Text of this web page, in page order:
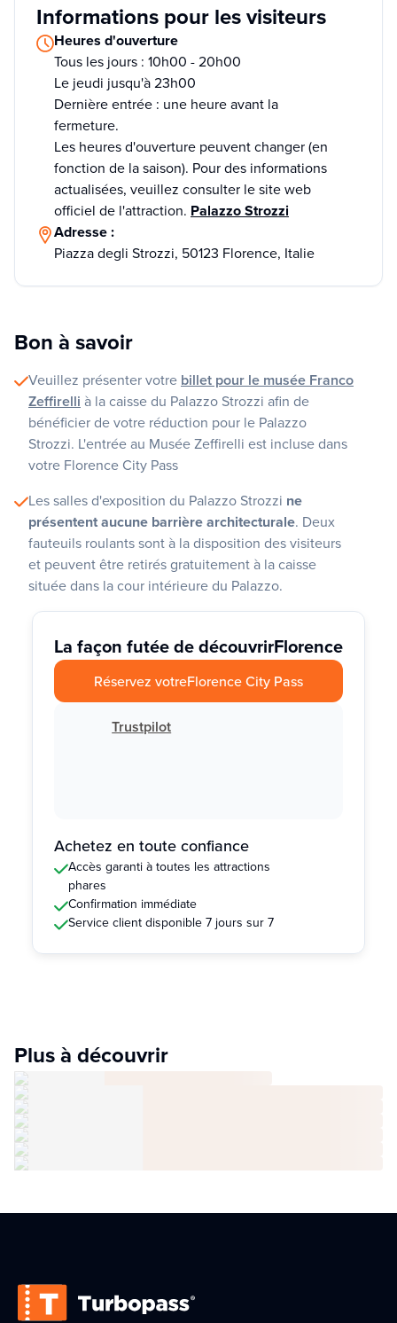
Informations pour les visiteurs
Heures d'ouverture
Tous les jours : 10h00 - 20h00
Le jeudi jusqu'à 23h00
Dernière entrée : une heure avant la
fermeture.
Les heures d'ouverture peuvent changer (en
fonction de la saison). Pour des informations
actualisées, veuillez consulter le site web
officiel de l'attraction. Palazzo Strozzi
Adresse :
Piazza degli Strozzi, 50123 Florence, Italie
Bon à savoir
Veuillez présenter votre billet pour le musée Franco
Zeffirelli à la caisse du Palazzo Strozzi afin de
bénéficier de votre réduction pour le Palazzo
Strozzi. L'entrée au Musée Zeffirelli est incluse dans
votre Florence City Pass
Les salles d'exposition du Palazzo Strozzi ne
présentent aucune barrière architecturale. Deux
fauteuils roulants sont à la disposition des visiteurs
et peuvent être retirés gratuitement à la caisse
située dans la cour intérieure du Palazzo.
La façon futée de découvrirFlorence
Réservez votreFlorence City Pass
Trustpilot
Achetez en toute confiance
Accès garanti à toutes les attractions
phares
Confirmation immédiate
Service client disponible 7 jours sur 7
Plus à découvrir